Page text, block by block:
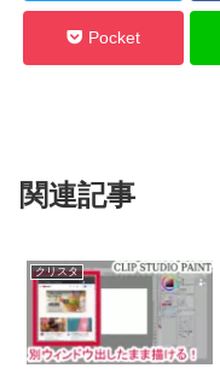
Pocket
関連記事
クリスタ